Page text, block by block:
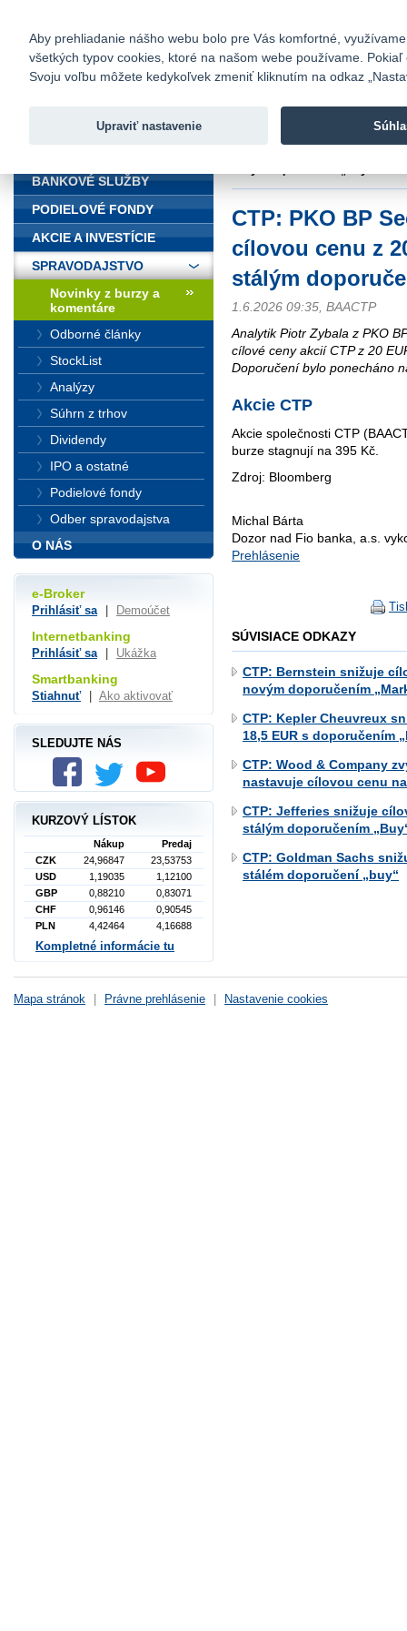
Fio banka
Fio banka
CTP: PKO BP
cílovou cenu z
stálým
1.6.2026 09:35, BAACTP
Analytik Piotr Zybala z PKO
cílové ceny akcií CTP z 20
Doporučení bylo ponecháno
Akcie CTP
Akcie společnosti CTP
burze stagnují na 395 Kč.
Zdroj: Bloomberg
Michal Bárta
Dozor nad Fio banka, a.s.
Prehlásenie
SÚVISIACE ODKAZY
CTP: Bernstein snižuje
novým doporučením
CTP: Kepler Cheuvreux
18,5 EUR s doporučením
CTP: Wood & Company
nastavuje cílovou cenu na
CTP: Jefferies snižuje
stálým doporučením
CTP: Goldman Sachs
stálém doporučení „buy“
BANKOVÉ SLUŽBY
PODIELOVÉ FONDY
AKCIE A INVESTÍCIE
SPRAVODAJSTVO
Novinky z burzy a
komentáre
Odborné články
StockList
Analýzy
Súhrn z trhov
Dividendy
IPO a ostatné
Podielové fondy
Odber spravodajstva
O NÁS
e-Broker
Prihlásiť sa Demoúčet
Internetbanking
Prihlásiť sa Ukážka
Smartbanking
Stiahnuť Ako aktivovať
SLEDUJTE NÁS
KURZOVÝ LÍSTOK
Nákup
Predaj
CZK
24,96847
23,53753
USD
1,19035
1,12100
GBP
0,88210
0,83071
CHF
0,96146
0,90545
PLN
4,42464 4,16688
Kompletné informácie tu
Mapa stránok Právne prehlásenie Nastavenie cookies
Aby prehliadanie nášho webu bolo pre Vás komfortné,
všetkých typov cookies, ktoré na našom webe používame.
Svoju voľbu môžete kedykoľvek zmeniť kliknutím na odkaz
Upraviť nastavenie